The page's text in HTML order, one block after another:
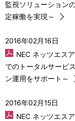
監視ソリューション
定稼働を実現～
2016年02月16日
NEC ネッツエス
でのトータルサービ
ン運用をサポート～
2016年02月15日
NEC ネッツエス